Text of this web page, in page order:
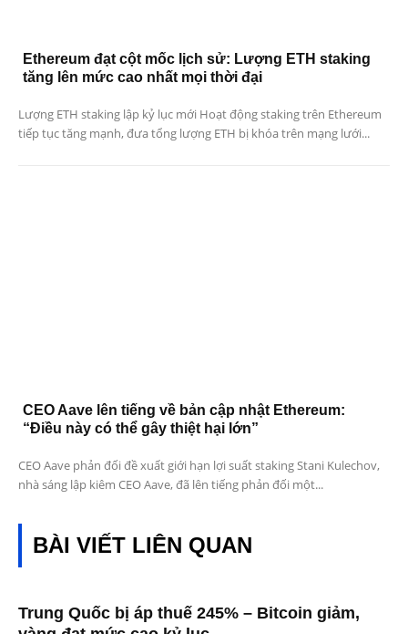
Ethereum đạt cột mốc lịch sử: Lượng ETH staking
tăng lên mức cao nhất mọi thời đại
Lượng ETH staking lập kỷ lục mới Hoạt động staking trên Ethereum
tiếp tục tăng mạnh, đưa tổng lượng ETH bị khóa trên mạng lưới...
CEO Aave lên tiếng về bản cập nhật Ethereum:
“Điều này có thể gây thiệt hại lớn”
CEO Aave phản đối đề xuất giới hạn lợi suất staking Stani Kulechov,
nhà sáng lập kiêm CEO Aave, đã lên tiếng phản đối một...
BÀI VIẾT LIÊN QUAN
Trung Quốc bị áp thuế 245% – Bitcoin giảm,